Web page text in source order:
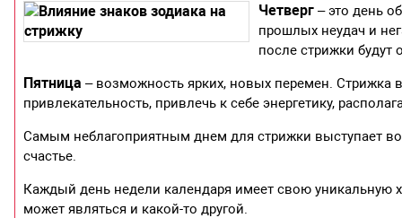
Четверг – это день
прошлых неудач и
после стрижки будут
Пятница – возможность ярких, новых перемен. Стрижка
привлекательность, привлечь к себе энергетику,
Самым неблагоприятным днем для стрижки выступает
счастье.
Каждый день недели календаря имеет свою уникальную
может являться и какой-то другой.